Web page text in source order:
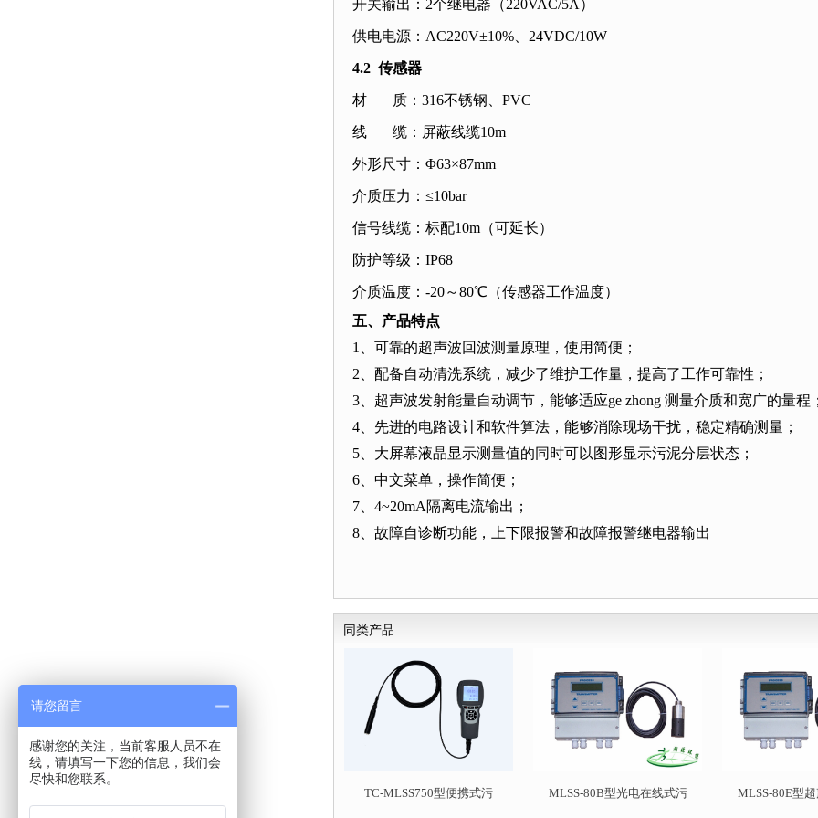
开关输出：2个继电器（220VAC/5A）
供电电源：AC220V±10%、24VDC/10W
4.2 传感器
材 质：316不锈钢、PVC
线 缆：屏蔽线缆10m
外形尺寸：Φ63×87mm
介质压力：≤10bar
信号线缆：标配10m（可延长）
防护等级：IP68
介质温度：-20～80℃（传感器工作温度）
五、产品特点
1、可靠的超声波回波测量原理，使用简便；
2、配备自动清洗系统，减少了维护工作量，提高了工作可靠性；
3、超声波发射能量自动调节，能够适应ge zhong 测量介质和宽广的量程
4、先进的电路设计和软件算法，能够消除现场干扰，稳定精确测量；
5、大屏幕液晶显示测量值的同时可以图形显示污泥分层状态；
6、中文菜单，操作简便；
7、4~20mA 隔离电流输出；
8、故障自诊断功能，上下限报警和故障报警继电器输出
同类产品
TC-MLSS750型便携式污 MLSS-80B型光电在线式污 MLSS-80E型
请您留言
感谢您的关注，当前客服人员不在
线，请填写一下您的信息，我们会
尽快和您联系。